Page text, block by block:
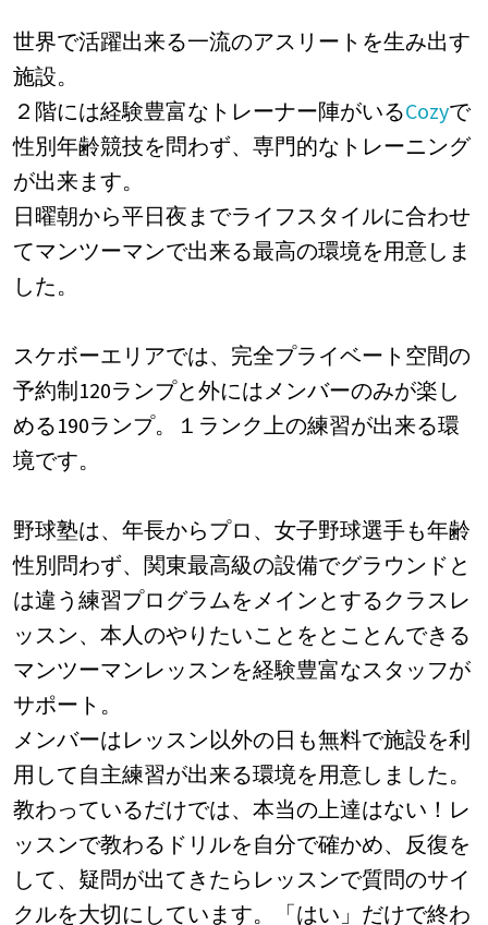
世界で活躍出来る一流のアスリートを生み出す
施設。
２階には経験豊富なトレーナー陣がいるCozyで
性別年齢競技を問わず、専門的なトレーニング
が出来ます。
日曜朝から平日夜までライフスタイルに合わせ
てマンツーマンで出来る最高の環境を用意しま
した。
スケボーエリアでは、完全プライベート空間の
予約制120ランプと外にはメンバーのみが楽し
める190ランプ。１ランク上の練習が出来る環
境です。
野球塾は、年長からプロ、女子野球選手も年齢
性別問わず、関東最高級の設備でグラウンドと
は違う練習プログラムをメインとするクラスレ
ッスン、本人のやりたいことをとことんできる
マンツーマンレッスンを経験豊富なスタッフが
サポート。
メンバーはレッスン以外の日も無料で施設を利
用して自主練習が出来る環境を用意しました。
教わっているだけでは、本当の上達はない！レ
ッスンで教わるドリルを自分で確かめ、反復を
して、疑問が出てきたらレッスンで質問のサイ
クルを大切にしています。「はい」だけで終わ